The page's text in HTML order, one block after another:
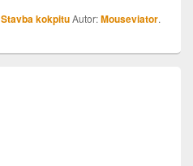
Stavba kokpituAutor:Mouseviator.